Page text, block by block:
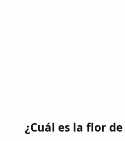
¿Cuál es la flor